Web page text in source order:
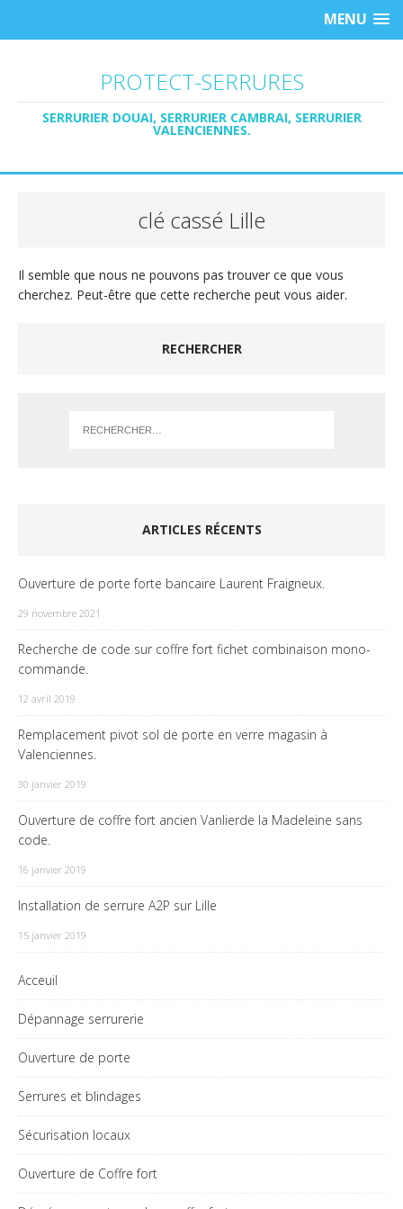
MENU
PROTECT-SERRURES
SERRURIER DOUAI, SERRURIER CAMBRAI, SERRURIER
VALENCIENNES.
clé cassé Lille
Il semble que nous ne pouvons pas trouver ce que vous
cherchez. Peut-être que cette recherche peut vous aider.
RECHERCHER
ARTICLES RÉCENTS
Ouverture de porte forte bancaire Laurent Fraigneux.
29 novembre 2021
Recherche de code sur coffre fort fichet combinaison mono-
commande.
12 avril 2019
Remplacement pivot sol de porte en verre magasin à
Valenciennes.
30 janvier 2019
Ouverture de coffre fort ancien Vanlierde la Madeleine sans
code.
16 janvier 2019
Installation de serrure A2P sur Lille
15 janvier 2019
Acceuil
Dépannage serrurerie
Ouverture de porte
Serrures et blindages
Sécurisation locaux
Ouverture de Coffre fort